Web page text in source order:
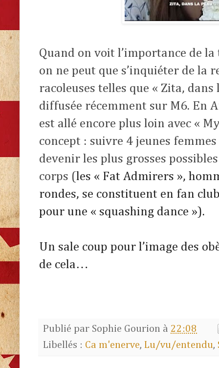
Quand on voit l’importance de
on ne peut que s’inquiéter de la
racoleuses telles que « Zita, dans
diffusée récemment sur M6. En
est allé encore plus loin avec «
concept : suivre 4 jeunes
devenir les plus grosses
corps (les « Fat Admirers »,
rondes, se constituent en fan
pour une « squashing dance »).
Un sale coup pour l’image des
de cela…
Publié par Sophie Gourion à 22:08
Libellés : Ca m'enerve, Lu/vu/entendu,